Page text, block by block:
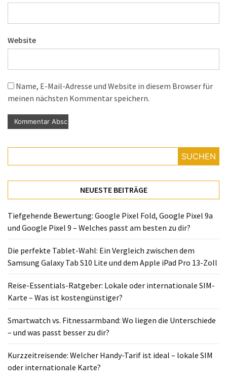
Website
Name, E-Mail-Adresse und Website in diesem Browser für
meinen nächsten Kommentar speichern.
SUCHEN
NEUESTE BEITRÄGE
Tiefgehende Bewertung: Google Pixel Fold, Google Pixel 9a
und Google Pixel 9 – Welches passt am besten zu dir?
Die perfekte Tablet-Wahl: Ein Vergleich zwischen dem
Samsung Galaxy Tab S10 Lite und dem Apple iPad Pro 13-Zoll
Reise-Essentials-Ratgeber: Lokale oder internationale SIM-
Karte – Was ist kostengünstiger?
Smartwatch vs. Fitnessarmband: Wo liegen die Unterschiede
– und was passt besser zu dir?
Kurzzeitreisende: Welcher Handy-Tarif ist ideal – lokale SIM
oder internationale Karte?